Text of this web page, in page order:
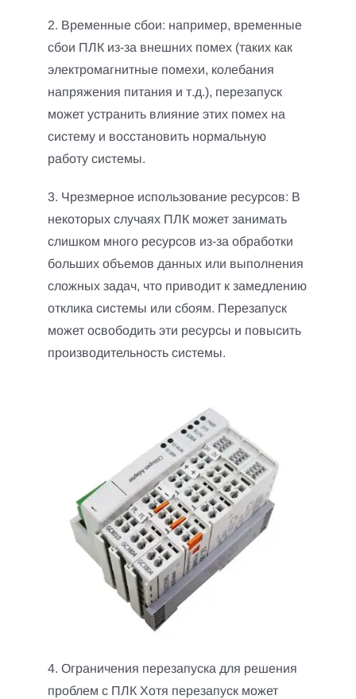
2. Временные сбои: например, временные
сбои ПЛК из-за внешних помех (таких как
электромагнитные помехи, колебания
напряжения питания и т.д.), перезапуск
может устранить влияние этих помех на
систему и восстановить нормальную
работу системы.
3. Чрезмерное использование ресурсов: В
некоторых случаях ПЛК может занимать
слишком много ресурсов из-за обработки
больших объемов данных или выполнения
сложных задач, что приводит к замедлению
отклика системы или сбоям. Перезапуск
может освободить эти ресурсы и повысить
производительность системы.
4. Ограничения перезапуска для решения
проблем с ПЛК Хотя перезапуск может